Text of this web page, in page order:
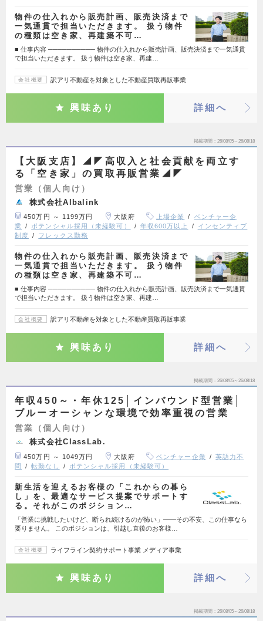
物件の仕入れから販売計画、販売決済まで
一気通貫で担当いただきます。 扱う物件
の種類は空き家、再建築不可…
■ 仕事内容 ────────── 物件の仕入れから販売計画、販売決済まで一気通貫
で担当いただきます。 扱う物件は空き家、再建…
会社概要 訳アリ不動産を対象とした不動産買取再販事業
興味あり 詳細へ
掲載期間 26/08/05～26/08/18
【大阪支店】◢◤高収入と社会貢献を両立す
る「空き家」の買取再販営業◢◤
営業（個人向け）
株式会社Albalink
450万円 ～ 1199万円 大阪府 上場企業
ベンチャー企
業
ポテンシャル採用（未経験可） 年収600万以上
インセンティブ
制度
フレックス勤務
物件の仕入れから販売計画、販売決済まで
一気通貫で担当いただきます。 扱う物件
の種類は空き家、再建築不可…
■ 仕事内容 ────────── 物件の仕入れから販売計画、販売決済まで一気通貫
で担当いただきます。 扱う物件は空き家、再建…
会社概要 訳アリ不動産を対象とした不動産買取再販事業
興味あり 詳細へ
掲載期間 26/08/05～26/08/18
年収450～・年休125│インバウンド型営業│
ブルーオーシャンな環境で効率重視の営業
営業（個人向け）
株式会社ClassLab.
450万円 ～ 1049万円 大阪府 ベンチャー企業
英語力不
問
転勤なし ポテンシャル採用（未経験可）
新生活を迎えるお客様の「これからの暮ら
し」を、最適なサービス提案でサポートす
る。それがこのポジション…
「営業に挑戦したいけど、断られ続けるのが怖い」——その不安、この仕事なら
要りません。 このポジションは、引越し直後のお客様…
会社概要 ライフライン契約サポート事業 メディア事業
興味あり 詳細へ
掲載期間 26/08/05～26/08/18